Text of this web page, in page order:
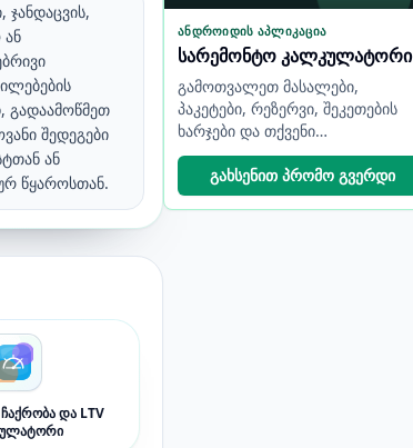
ჯანდაცვის,
ან
გადაამოწმეთ
შედეგები
ან
წყაროსთან.
და LTV
ᲐᲜᲓᲠᲝᲘᲓᲘᲡ ᲐᲞᲚᲘᲙᲐᲪᲘᲐ
სარემონტო კალკულატორი
გამოთვალეთ მასალები,
პაკეტები, რეზერვი, შეკეთების
ხარჯები და თქვენი
ტელეფონიდან ექსპორტის
შეფასებები.
გახსენით პრომო გვერდი